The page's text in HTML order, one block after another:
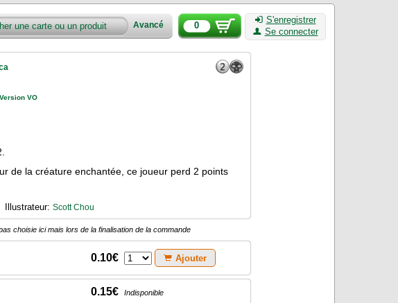
Avancé 0
S'enregistrer
Se connecter
Version VO
de la créature enchantée, ce joueur perd 2 points
Illustrateur: Scott Chou
choisie ici mais lors de la finalisation de la commande
0.10€ Ajouter
0.15€ Indisponible